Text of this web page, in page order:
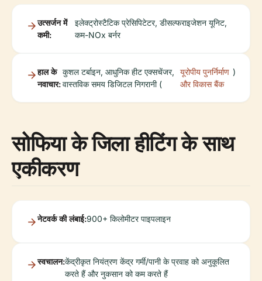
उत्सर्जन में
कमी:
इलेक्ट्रोस्टैटिक प्रेसिपिटेटर, डीसल्फराइजेशन यूनिट,
कम-NOx बर्नर
हाल के
नवाचार:
कुशल टर्बाइन, आधुनिक हीट एक्सचेंजर,
वास्तविक समय डिजिटल निगरानी (
यूरोपीय पुनर्निर्माण
और विकास बैंक
)
सोफिया के जिला हीटिंग के साथ
एकीकरण
नेटवर्क की लंबाई:900+ किलोमीटर पाइपलाइन
स्वचालन:केंद्रीकृत नियंत्रण केंद्र गर्मी/पानी के प्रवाह को अनुकूलित
करते हैं और नुकसान को कम करते हैं